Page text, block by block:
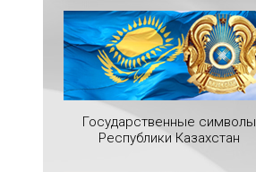
Государственные символы
Республики Казахстан